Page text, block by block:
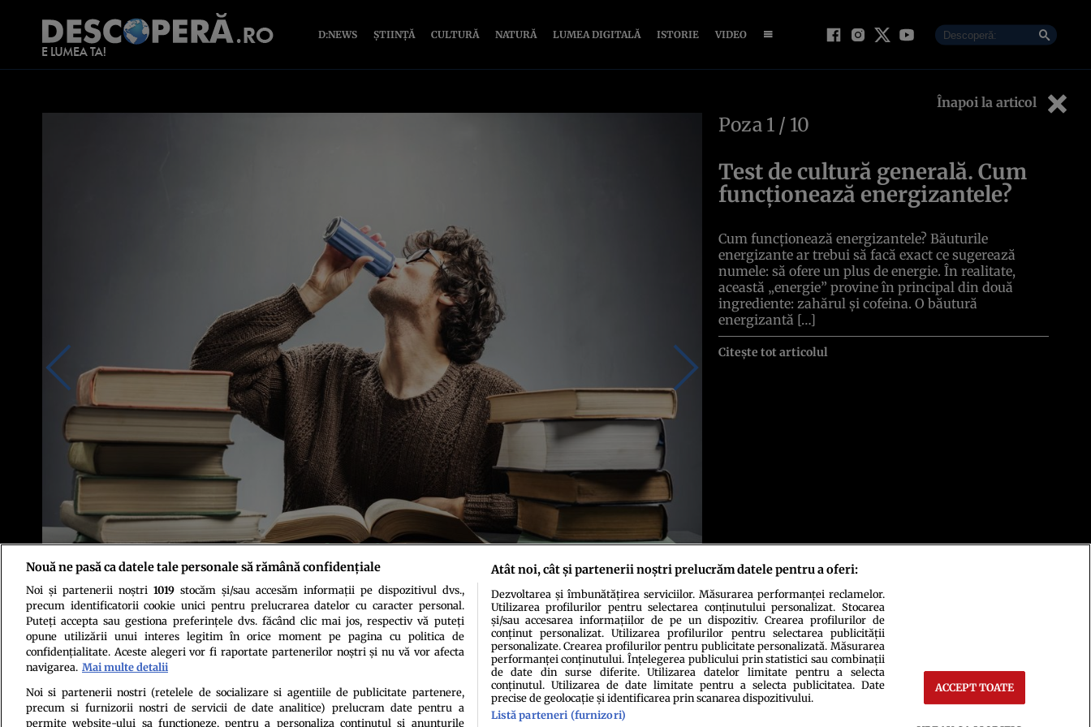
D:NEWS ȘTIINȚĂ CULTURĂ NATURĂ LUMEA DIGITALĂ ISTORIE VIDEO
Înapoi la articol
Foto: Shutterstock
Poza 1 / 10
Test de cultură generală. Cum
funcționează energizantele?
Cum funcționează energizantele? Băuturile
energizante ar trebui să facă exact ce sugerează
numele: să ofere un plus de energie. În realitate,
această „energie” provine în principal din două
ingrediente: zahărul și cofeina. O băutură
energizantă […]
Citește tot articolul
Politica de confidenţialitatePolitica de cookiesTermeni şi condiţiiEchipa redacțională
Nouă ne pasă ca datele tale personale să rămână confidențiale
Noi și partenerii noștri 1019stocăm și/sau accesăm informații pe dispozitivul dvs.,
precum identificatorii cookie unici pentru prelucrarea datelor cu caracter personal.
Puteți accepta sau gestiona preferințele dvs. făcând clic mai jos, respectiv vă puteți
opune utilizării unui interes legitim în orice moment pe pagina cu politica de
confidențialitate. Aceste alegeri vor fi raportate partenerilor noștri și nu vă vor afecta
navigarea. Mai multe detalii
Noi si partenerii nostri (retelele de socializare si agentiile de publicitate partenere,
precum si furnizorii nostri de servicii de date analitice) prelucram date pentru a
permite website-ului sa functioneze, pentru a personaliza continutul si anunturile
Atât noi, cât și partenerii noștri prelucrăm datele pentru a oferi:
Dezvoltarea și îmbunătățirea serviciilor. Măsurarea performanței reclamelor.
Utilizarea profilurilor pentru selectarea conținutului personalizat. Stocarea
și/sau accesarea informațiilor de pe un dispozitiv. Crearea profilurilor de
conținut personalizat. Utilizarea profilurilor pentru selectarea publicității
personalizate. Crearea profilurilor pentru publicitate personalizată. Măsurarea
performanței conținutului. Înțelegerea publicului prin statistici sau combinații
de date din surse diferite. Utilizarea datelor limitate pentru a selecta
conținutul. Utilizarea de date limitate pentru a selecta publicitatea. Date
precise de geolocație și identificarea prin scanarea dispozitivului.
Listă parteneri (furnizori)
ACCEPT TOATE